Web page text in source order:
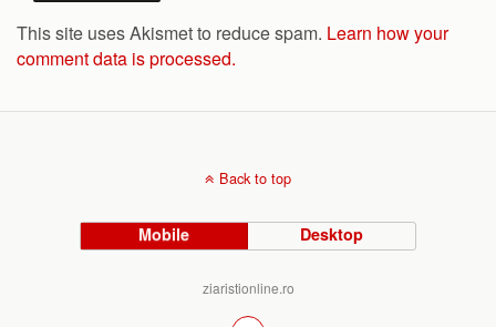
This site uses Akismet to reduce spam. Learn how your
comment data is processed.
Back to top
Mobile Desktop
ziaristionline.ro